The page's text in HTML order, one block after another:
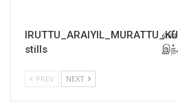
stills
என்
PREV NEXT